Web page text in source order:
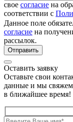
свое согласие на
соответствии с
Данное поле
согласие на
рассылок.
Оставить заявку
Оставьте свои
данные и мы
в ближайшее время!